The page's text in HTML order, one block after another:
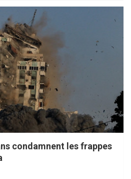
condamnent les frappes